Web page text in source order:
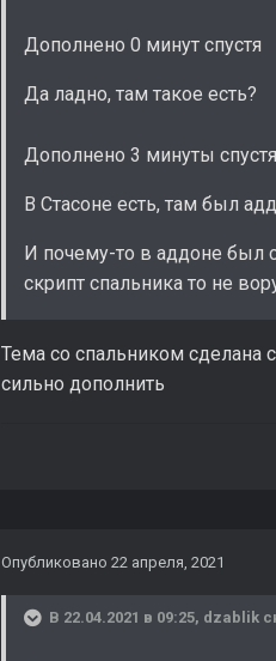
Дополнено 0 минут спустя
Да ладно, там такое есть?
Дополнено 3 минуты спустя
В Стасоне есть, там был
И почему-то в аддоне был
скрипт спальника то не
Тема со спальником сделана
сильно дополнить
Опубликовано 22 апреля, 2021
В 22.04.2021 в 09:25, dzablik